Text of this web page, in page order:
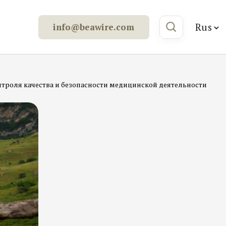
info@beawire.com Rus
качества и безопасности медицинской деятельности